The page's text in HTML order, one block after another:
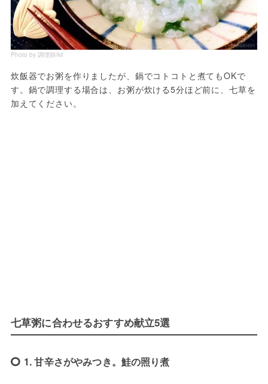
Photo by 調理師/kii
炊飯器でお粥を作りましたが、鍋でコトコトと煮てもOKで
す。鍋で調理する場合は、お粥が炊ける5分ほど前に、七草を
加えてください。
七草粥に合わせるおすすめ献立5選
1. 甘辛さがやみつき。鮭の照り煮